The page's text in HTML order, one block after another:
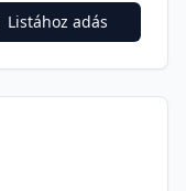
Listához adás